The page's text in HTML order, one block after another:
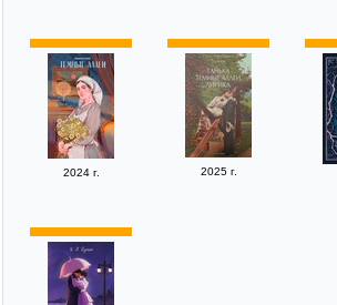
2024 г. 2025 г.